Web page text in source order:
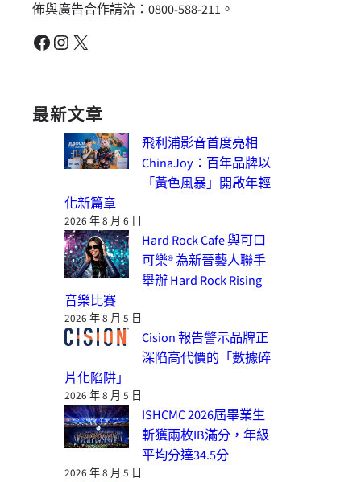
佈與廣告合作請洽：0800-588-211。
Facebook Instagram X
最新文章
飛利浦影音首度亮相
ChinaJoy：百年品牌以
「黃色風暴」開啟年輕
化新篇章
2026 年 8 月 6 日
Hard Rock Cafe 與可口
可樂® 為新晉藝人聯手
舉辦 Hard Rock Rising
音樂比賽
2026 年 8 月 5 日
Cision 報告警示品牌正
深陷高代價的「數據碎
片化陷阱」
2026 年 8 月 5 日
ISHCMC 2026屆畢業生
斬獲兩枚IB滿分，年級
平均分達34.5分
2026 年 8 月 5 日